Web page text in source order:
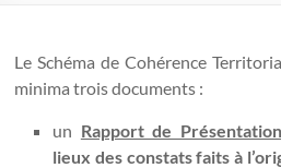
Le Schéma de Cohérence
minima trois documents :
un Rapport de Présentation
lieux des constats faits à